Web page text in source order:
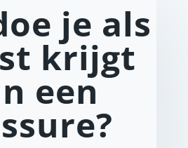
je als
krijgt
een